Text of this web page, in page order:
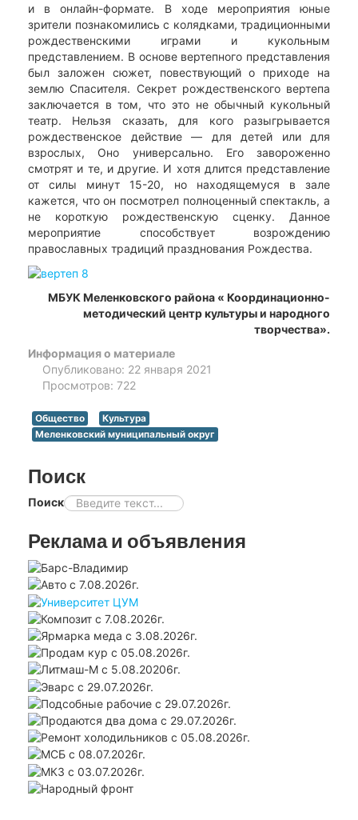
и в онлайн-формате. В ходе мероприятия юные
зрители познакомились с колядками, традиционными
рождественскими играми и кукольным
представлением. В основе вертепного представления
был заложен сюжет, повествующий о приходе на
землю Спасителя. Секрет рождественского вертепа
заключается в том, что это не обычный кукольный
театр. Нельзя сказать, для кого разыгрывается
рождественское действие — для детей или для
взрослых, Оно универсально. Его завороженно
смотрят и те, и другие. И хотя длится представление
от силы минут 15-20, но находящемуся в зале
кажется, что он посмотрел полноценный спектакль, а
не короткую рождественскую сценку. Данное
мероприятие способствует возрождению
православных традиций празднования Рождества.
МБУК Меленковского района « Координационно-
методический центр культуры и народного
творчества».
Информация о материале
Опубликовано: 22 января 2021
Просмотров: 722
Общество
Культура
Меленковский муниципальный округ
Поиск
Поиск
Реклама и объявления